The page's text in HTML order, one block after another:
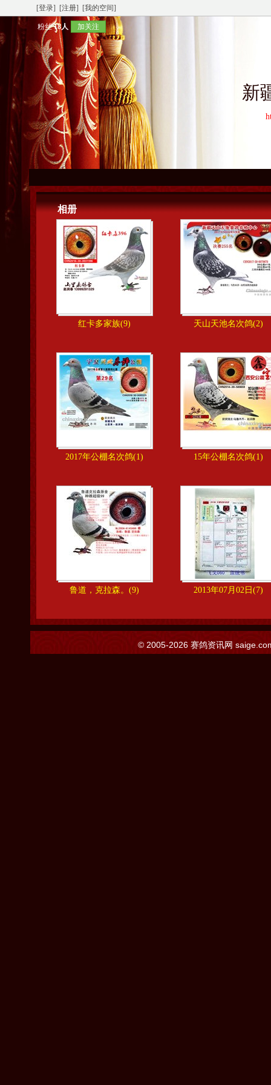
[登录] [注册] [我的空间]
粉丝18人 加关注
新
相册
红卡多家族(9) 天山天池名次鸽(2)
2017年公棚名次鸽(1) 15年公棚名次鸽(1)
鲁道，克拉森。(9) 2013年07月02日(7)
© 2005-2026 赛鸽资讯网